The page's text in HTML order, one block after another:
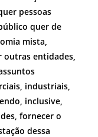
pessoas
quer de
mista,
outras entidades,
industriais,
inclusive,
fornecer o
dessa